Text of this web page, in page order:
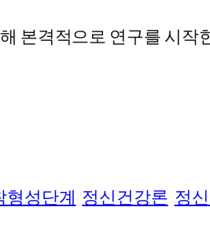
본격적으로 연구를 시작
형성단계 정신건강론 정